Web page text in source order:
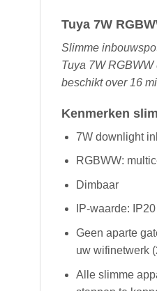
Tuya 7W
Slimme
Tuya 7W
beschikt over 16
Kenmerken
7W downlight
RGBWW:
Dimbaar
IP-waarde: IP20
Geen aparte
uw wifinetwerk
Alle slimme